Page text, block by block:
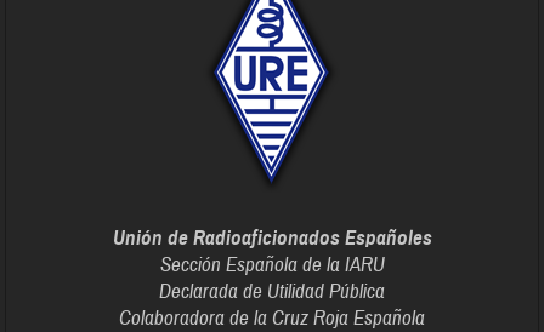
Unión de Radioaficionados Españoles
Sección Española de la IARU
Declarada de Utilidad Pública
Colaboradora de la Cruz Roja Española